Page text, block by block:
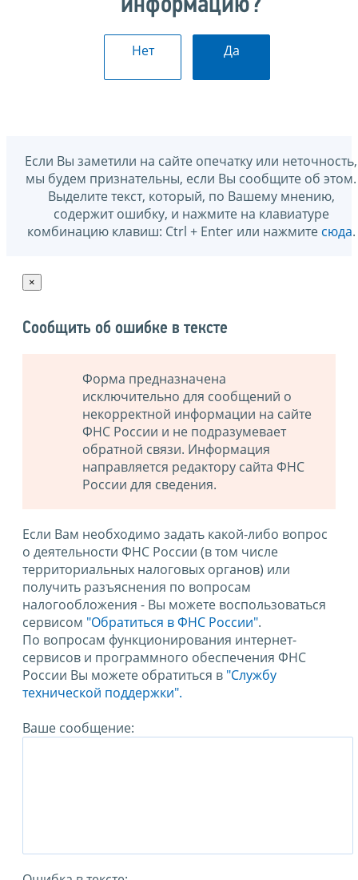
информацию?
Нет Да
Если Вы заметили на сайте опечатку или неточность,
мы будем признательны, если Вы сообщите об этом.
Выделите текст, который, по Вашему мнению,
содержит ошибку, и нажмите на клавиатуре
комбинацию клавиш: Ctrl + Enter или нажмите сюда.
×
Сообщить об ошибке в тексте
Форма предназначена
исключительно для сообщений о
некорректной информации на сайте
ФНС России и не подразумевает
обратной связи. Информация
направляется редактору сайта ФНС
России для сведения.
Если Вам необходимо задать какой-либо вопрос
о деятельности ФНС России (в том числе
территориальных налоговых органов) или
получить разъяснения по вопросам
налогообложения - Вы можете воспользоваться
сервисом "Обратиться в ФНС России".
По вопросам функционирования интернет-
сервисов и программного обеспечения ФНС
России Вы можете обратиться в "Службу
технической поддержки".
Ваше сообщение: